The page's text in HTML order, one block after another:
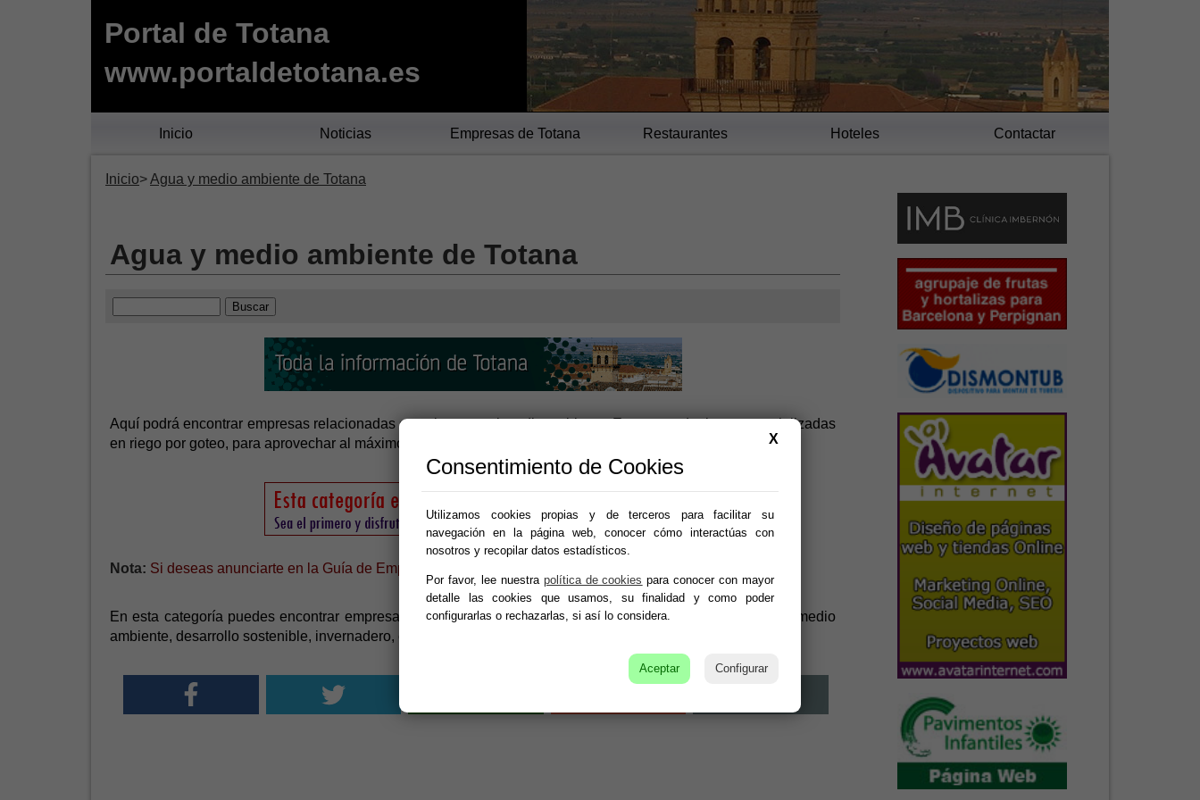
Portal de Totana
www.portaldetotana.es
Inicio Noticias Empresas de Totana Restaurantes Hoteles Contactar
Inicio Agua y medio ambiente de Totana
Agua y medio ambiente de Totana
Aquí podrá encontrar empresas relacionadas con el agua y el medio ambiente. Empresas de riego, especializadas
en riego por goteo, para aprovechar al máximo cada gota de agua, construcción de embalses, etc.
Nota: Si deseas anunciarte en la Guía de Empresas de Totana, visita
En esta categoría puedes encontrar empresas relacionadas con Agua y medio ambiente de Totana; agua, medio
ambiente, desarrollo sostenible, invernadero, combustibles alternativos, goteo, riegos, embalses, etc.
X
Consentimiento de Cookies
Utilizamos cookies propias y de terceros para facilitar su
navegación en la página web, conocer cómo interactúas con
nosotros y recopilar datos estadísticos.
Por favor, lee nuestra política de cookies para conocer con mayor
detalle las cookies que usamos, su finalidad y como poder
configurarlas o rechazarlas, si así lo considera.
Aceptar Configurar